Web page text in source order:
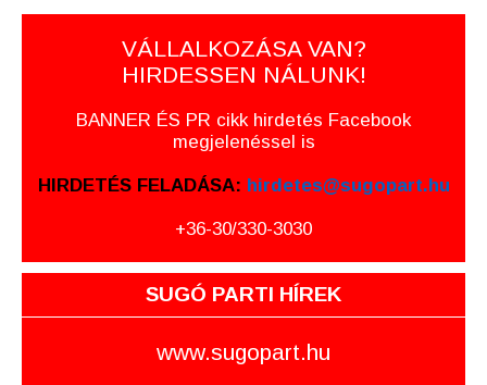
VÁLLALKOZÁSA VAN?
HIRDESSEN NÁLUNK!
BANNER ÉS PR cikk hirdetés Facebook
megjelenéssel is
HIRDETÉS FELADÁSA: hirdetes@sugopart.hu
+36-30/330-3030
SUGÓ PARTI HÍREK
www.sugopart.hu